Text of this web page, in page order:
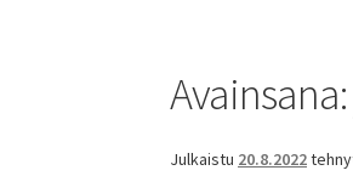
Avainsana:
Julkaistu 20.8.2022